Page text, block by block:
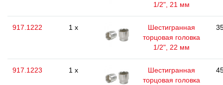
1/2", 21 мм
917.1222 1 x
Шестигранная
торцовая головка
1/2", 22 мм
917.1223 1 x
Шестигранная
торцовая головка